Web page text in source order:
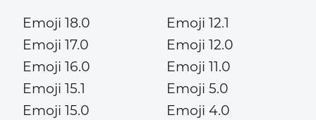
Emoji 18.0
Emoji 17.0
Emoji 16.0
Emoji 15.1
Emoji 15.0
Emoji 12.1
Emoji 12.0
Emoji 11.0
Emoji 5.0
Emoji 4.0